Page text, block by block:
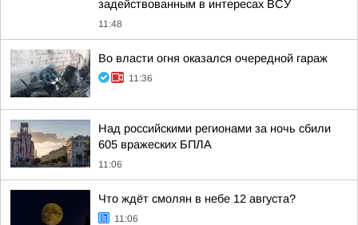
задействованным в интересах ВСУ
11:48
Во власти огня оказался очередной гараж
11:36
Над российскими регионами за ночь сбили
605 вражеских БПЛА
11:06
Что ждёт смолян в небе 12 августа?
11:06